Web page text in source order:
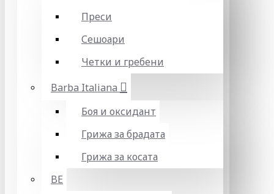
Преси
Сешоари
Четки и гребени
Barba Italiana
Боя и оксидант
Грижа за брадата
Грижа за косата
BE